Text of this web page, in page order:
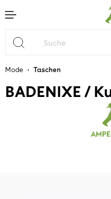
springen
Mode • Taschen
BADENIXE /